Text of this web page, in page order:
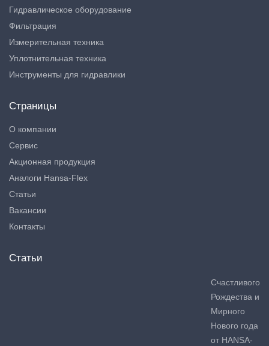
Гидравлическое оборудование
Фильтрация
Измерительная техника
Уплотнительная техника
Инструменты для гидравлики
Страницы
О компании
Сервис
Акционная продукция
Аналоги Hansa-Flex
Статьи
Вакансии
Контакты
Статьи
Счастливого
Рождества и
Мирного
Нового года
от HANSA-